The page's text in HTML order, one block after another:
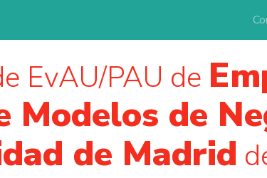
EvAU/PAU de
Modelos de
de Madrid